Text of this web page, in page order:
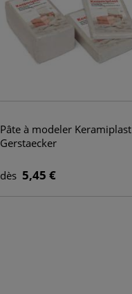
Pâte à modeler Keramiplast
Gerstaecker
dès 5,45 €